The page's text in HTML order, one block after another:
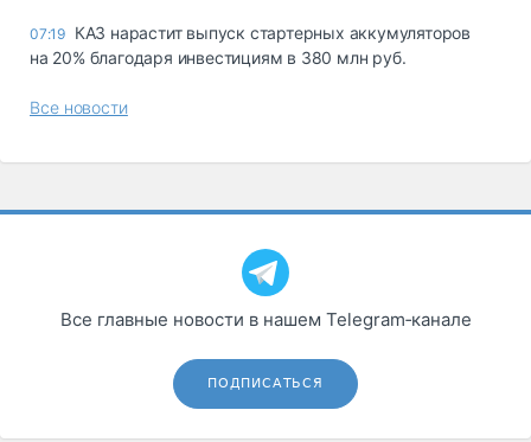
07:19 КАЗ нарастит выпуск стартерных аккумуляторов
на 20% благодаря инвестициям в 380 млн руб.
Все новости
Все главные новости в нашем Telegram‑канале
ПОДПИСАТЬСЯ